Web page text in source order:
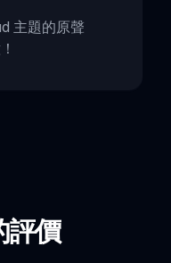
主題的原聲
評價